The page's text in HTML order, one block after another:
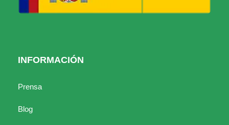
INFORMACIÓN
Prensa
Blog